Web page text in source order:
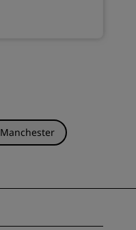
Manchester